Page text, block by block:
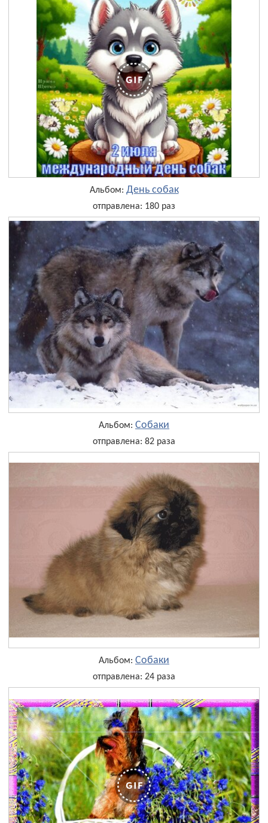
Альбом: День собак
отправлена: 180 раз
Альбом: Собаки
отправлена: 82 раза
Альбом: Собаки
отправлена: 24 раза